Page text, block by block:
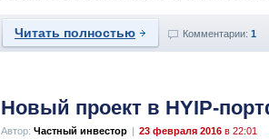
Читать полностью Комментарии: 1
Новый проект в HYIP-
Автор: Частный инвестор | 23 февраля 2016 в 22:01